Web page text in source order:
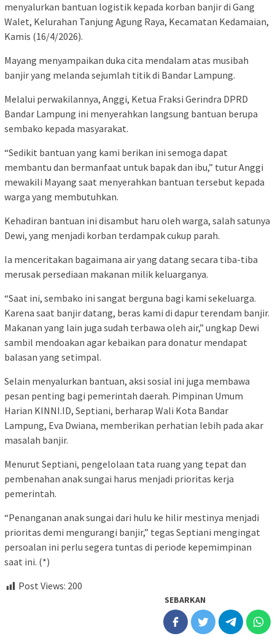
menyalurkan bantuan logistik kepada korban banjir di Gang
Walet, Kelurahan Tanjung Agung Raya, Kecamatan Kedamaian,
Kamis (16/4/2026).
Mayang menyampaikan duka cita mendalam atas musibah
banjir yang melanda sejumlah titik di Bandar Lampung.
Melalui perwakilannya, Anggi, Ketua Fraksi Gerindra DPRD
Bandar Lampung ini menyerahkan langsung bantuan berupa
sembako kepada masyarakat.
“Sedikit bantuan yang kami berikan ini semoga dapat
membantu dan bermanfaat untuk bapak dan ibu,” tutur Anggi
mewakili Mayang saat menyerahkan bantuan tersebut kepada
warga yang membutuhkan.
Kehadiran bantuan ini disambut haru oleh warga, salah satunya
Dewi, yang menjadi korban terdampak cukup parah.
Ia menceritakan bagaimana air yang datang secara tiba-tiba
merusak persediaan makanan milik keluarganya.
“Saat ini, sembako ini sangat berguna bagi kami sekeluarga.
Karena saat banjir datang, beras kami di dapur terendam banjir.
Makanan yang lain juga sudah terbawa oleh air,” ungkap Dewi
sambil mendoakan agar kebaikan para donatur mendapat
balasan yang setimpal.
Selain menyalurkan bantuan, aksi sosial ini juga membawa
pesan penting bagi pemerintah daerah. Pimpinan Umum
Harian KINNI.ID, Septiani, berharap Wali Kota Bandar
Lampung, Eva Dwiana, memberikan perhatian lebih pada akar
masalah banjir.
Menurut Septiani, pengelolaan tata ruang yang tepat dan
pembenahan anak sungai harus menjadi prioritas kerja
pemerintah.
“Penanganan anak sungai dari hulu ke hilir mestinya menjadi
prioritas demi mengurangi banjir,” tegas Septiani mengingat
persoalan ini perlu segera tuntas di periode kepemimpinan
saat ini. (*)
Post Views: 200
SEBARKAN